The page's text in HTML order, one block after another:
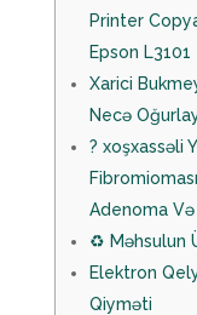
Printer
Epson L3101
Xarici
Necə
? ️xoşxassəli
Adenoma Və
♻️ Məhsulun
Elektron
Qiyməti